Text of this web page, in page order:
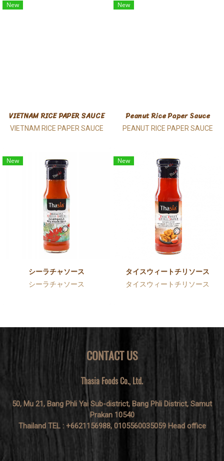
New
VIETNAM RICE PAPER SAUCE
VIETNAM RICE PAPER SAUCE
New
Peanut Rice Paper Sauce
PEANUT RICE PAPER SAUCE
New
シーラチャソース
シーラチャソース
New
タイスウィートチリソース
タイスウィートチリソース
CONTACT US
Thasia Foods Co., Ltd.
50, Mu 21, Bang Phli Yai Sub-district, Bang Phli District, Samut
Prakan 10540
Thailand TEL : +6621156988, 0105560035059 Head office